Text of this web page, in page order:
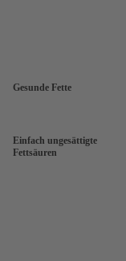
Gesunde Fette
Einfach ungesättigte
Fettsäuren